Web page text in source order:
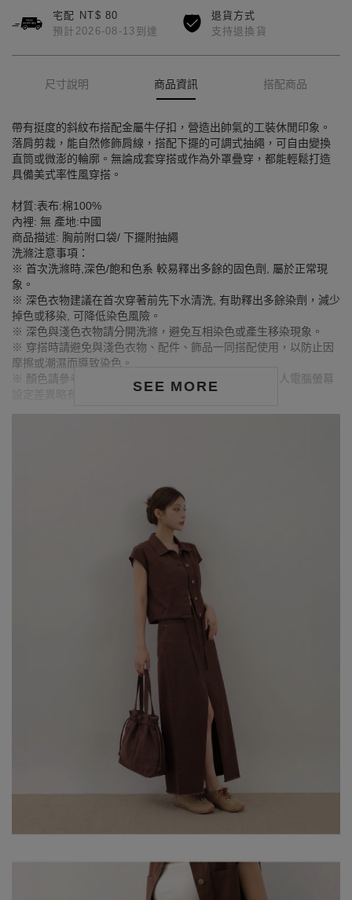
宅配 NT$ 80
預計2026-08-13到達
退貨方式
支持退換貨
尺寸說明 商品資訊 搭配商品
SEE MORE
帶有挺度的斜紋布搭配金屬牛仔扣，營造出帥氣的工裝休閒印象。
落肩剪裁，能自然修飾肩線，搭配下擺的可調式抽繩，可自由變換
直筒或微澎的輪廓。無論成套穿搭或作為外罩疊穿，都能輕鬆打造
具備美式率性風穿搭。
材質:表布:棉100%
內裡: 無 產地:中國
商品描述: 胸前附口袋/ 下擺附抽繩
洗滌注意事項：
※ 首次洗滌時,深色/飽和色系 較易釋出多餘的固色劑, 屬於正常現
象。
※ 深色衣物建議在首次穿著前先下水清洗, 有助釋出多餘染劑，減少
掉色或移染, 可降低染色風險。
※ 深色與淺色衣物請分開洗滌，避免互相染色或產生移染現象。
※ 穿搭時請避免與淺色衣物、配件、飾品一同搭配使用，以防止因
摩擦或潮濕而導致染色。
※ 顏色請參考單品圖片較為接近，但因圖檔顏色會因個人電腦螢幕
設定差異略有不同，請以實際商品顏色為準。